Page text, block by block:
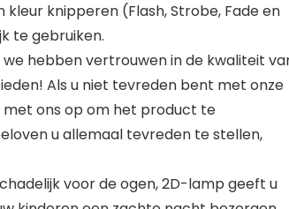
knipperen (Flash, Strobe, Fade en
te gebruiken.
we hebben vertrouwen in de kwaliteit
Als u niet tevreden bent met onze
ons op om het product te
u allemaal tevreden te stellen,
voor de ogen, 2D-lamp geeft u